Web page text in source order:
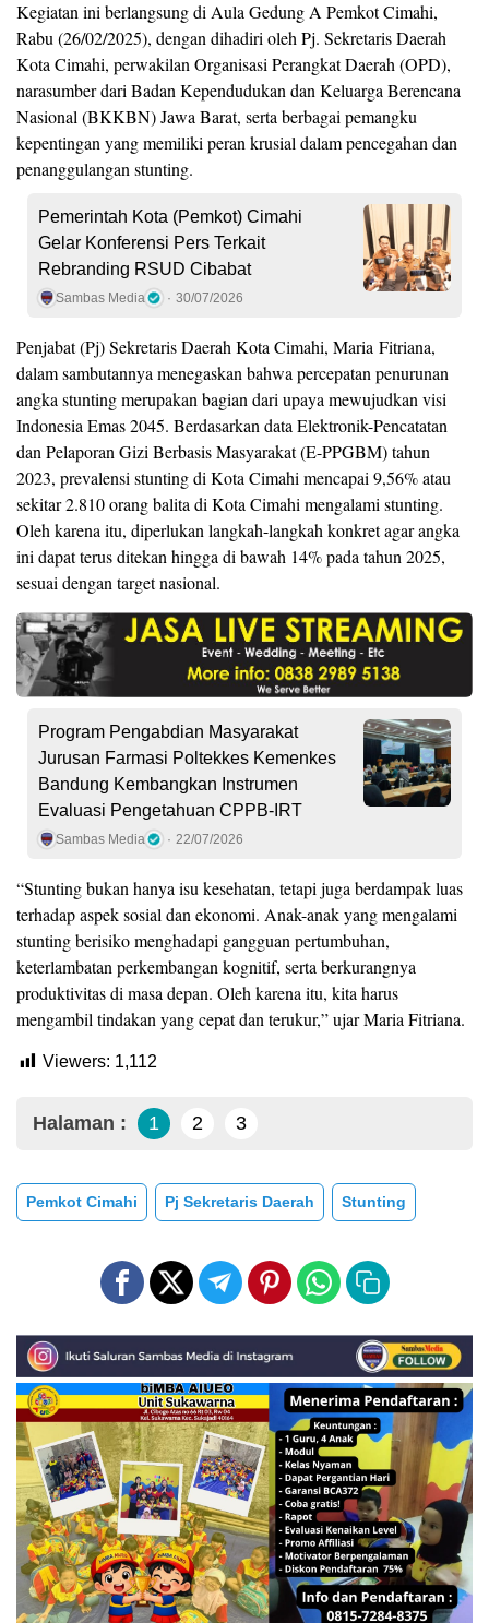
Kegiatan ini berlangsung di Aula Gedung A Pemkot Cimahi,
Rabu (26/02/2025), dengan dihadiri oleh Pj. Sekretaris Daerah
Kota Cimahi, perwakilan Organisasi Perangkat Daerah (OPD),
narasumber dari Badan Kependudukan dan Keluarga Berencana
Nasional (BKKBN) Jawa Barat, serta berbagai pemangku
kepentingan yang memiliki peran krusial dalam pencegahan dan
penanggulangan stunting.
Pemerintah Kota (Pemkot) Cimahi
Gelar Konferensi Pers Terkait
Rebranding RSUD Cibabat
Sambas Media 30/07/2026
Penjabat (Pj) Sekretaris Daerah Kota Cimahi, Maria Fitriana,
dalam sambutannya menegaskan bahwa percepatan penurunan
angka stunting merupakan bagian dari upaya mewujudkan visi
Indonesia Emas 2045. Berdasarkan data Elektronik-Pencatatan
dan Pelaporan Gizi Berbasis Masyarakat (E-PPGBM) tahun
2023, prevalensi stunting di Kota Cimahi mencapai 9,56% atau
sekitar 2.810 orang balita di Kota Cimahi mengalami stunting.
Oleh karena itu, diperlukan langkah-langkah konkret agar angka
ini dapat terus ditekan hingga di bawah 14% pada tahun 2025,
sesuai dengan target nasional.
Program Pengabdian Masyarakat
Jurusan Farmasi Poltekkes Kemenkes
Bandung Kembangkan Instrumen
Evaluasi Pengetahuan CPPB-IRT
Sambas Media 22/07/2026
“Stunting bukan hanya isu kesehatan, tetapi juga berdampak luas
terhadap aspek sosial dan ekonomi. Anak-anak yang mengalami
stunting berisiko menghadapi gangguan pertumbuhan,
keterlambatan perkembangan kognitif, serta berkurangnya
produktivitas di masa depan. Oleh karena itu, kita harus
mengambil tindakan yang cepat dan terukur,” ujar Maria Fitriana.
Viewers: 1,112
Halaman : 1 2 3
Pemkot Cimahi Pj Sekretaris Daerah Stunting